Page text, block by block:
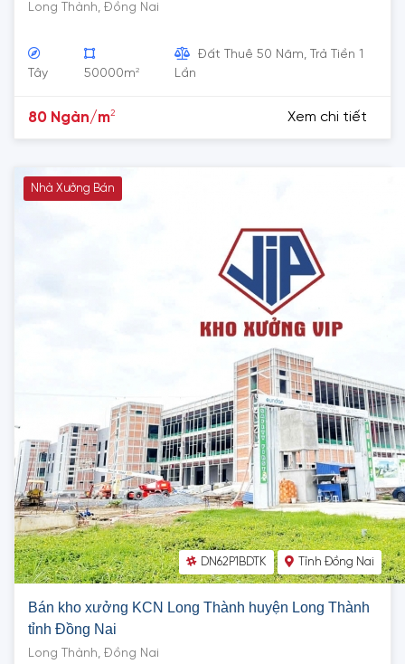
Long Thành, Đồng Nai
Tây 50000m2
Đất Thuê 50 Năm, Trả Tiền 1
Lần
80 Ngàn/m2 Xem chi tiết
Nhà Xưởng Bán
DN62P1BDTK Tỉnh Đồng Nai
Bán kho xưởng KCN Long Thành huyện Long Thành
tỉnh Đồng Nai
Long Thành, Đồng Nai